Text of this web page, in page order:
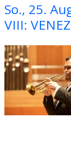
So., 25.
VIII: